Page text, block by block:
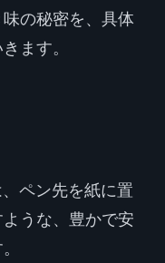
の秘密を、具体
ます。
ペン先を紙に置
うな、豊かで安